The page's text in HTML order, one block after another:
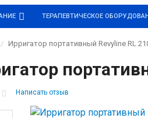
ТЕРАПЕВТИЧЕСКОЕ
Ирригатор портативный Revyline RL
Написать отзыв